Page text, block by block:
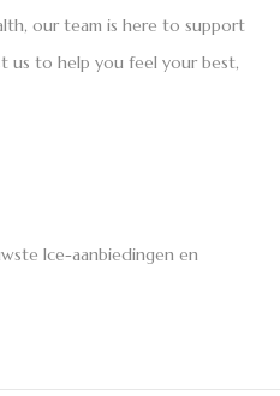
our team is here to support
us to help you feel your best,
Ice-aanbiedingen en